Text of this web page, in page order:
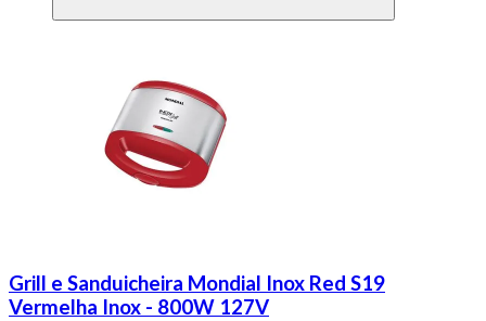
Grill e Sanduicheira Mondial Inox Red S19
Vermelha Inox - 800W 127V